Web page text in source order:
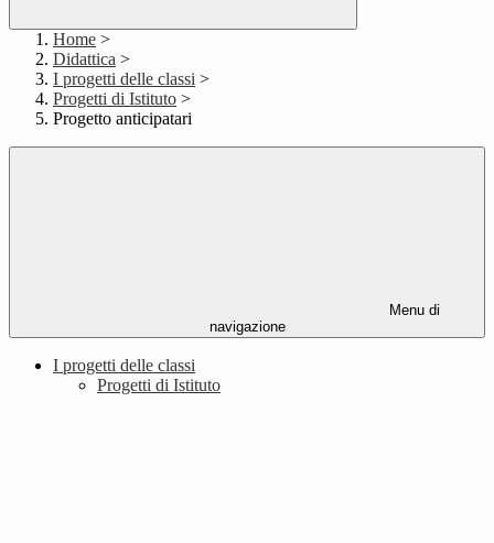
Home >
Didattica >
I progetti delle classi >
Progetti di Istituto >
Progetto anticipatari
Menu di
navigazione
I progetti delle classi
Progetti di Istituto